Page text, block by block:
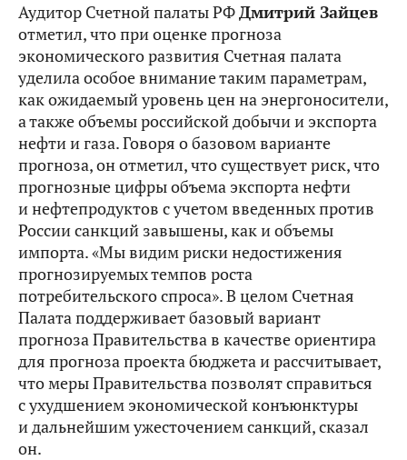
Аудитор Счетной палаты РФ Дмитрий Зайцев
отметил, что при оценке прогноза
экономического развития Счетная палата
уделила особое внимание таким параметрам,
как ожидаемый уровень цен на энергоносители,
а также объемы российской добычи и экспорта
нефти и газа. Говоря о базовом варианте
прогноза, он отметил, что существует риск, что
прогнозные цифры объема экспорта нефти
и нефтепродуктов с учетом введенных против
России санкций завышены, как и объемы
импорта. «Мы видим риски недостижения
прогнозируемых темпов роста
потребительского спроса». В целом Счетная
Палата поддерживает базовый вариант
прогноза Правительства в качестве ориентира
для прогноза проекта бюджета и рассчитывает,
что меры Правительства позволят справиться
с ухудшением экономической конъюнктуры
и дальнейшим ужесточением санкций, сказал
он.